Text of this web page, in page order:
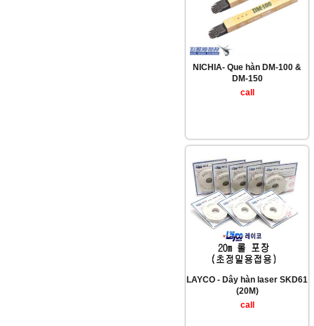
NICHIA- Que hàn DM-100 &
DM-150
call
LAYCO - Dây hàn laser SKD61
(20M)
call